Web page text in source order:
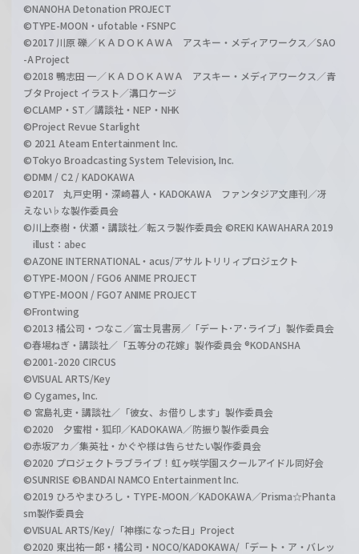
©NANOHA Detonation PROJECT
©TYPE-MOON・ufotable・FSNPC
©2017 川原 礫／ＫＡＤＯＫＡＷＡ アスキー・メディアワークス／SAO
-A Project
©2018 鴨志田 一／ＫＡＤＯＫＡＷＡ アスキー・メディアワークス／青
ブタ Project イラスト／溝口ケージ
©CLAMP・ST／講談社・NEP・NHK
©Project Revue Starlight
© 2021 Ateam Entertainment Inc.
©Tokyo Broadcasting System Television, Inc.
©DMM / C2 / KADOKAWA
©2017 丸戸史明・深崎暮人・KADOKAWA ファンタジア文庫刊／冴
えない♭な製作委員会
©川上泰樹・伏瀬・講談社／転スラ製作委員会 ©REKI KAWAHARA 2019
illust：abec
©AZONE INTERNATIONAL・acus/アサルトリリィプロジェクト
©TYPE-MOON / FGO6 ANIME PROJECT
©TYPE-MOON / FGO7 ANIME PROJECT
©Frontwing
©2013 橘公司・つなこ／富士見書房／「デート･ア･ライブ」製作委員会
©春場ねぎ・講談社／「五等分の花嫁」製作委員会 ®KODANSHA
©2001-2020 CIRCUS
©VISUAL ARTS/Key
© Cygames, Inc.
© 宮島礼吏・講談社／「彼女、お借りします」製作委員会
©2020 夕蜜柑・狐印／KADOKAWA／防振り製作委員会
©赤坂アカ／集英社・かぐや様は告らせたい製作委員会
©2020 プロジェクトラブライブ！虹ヶ咲学園スクールアイドル同好会
©SUNRISE ©BANDAI NAMCO Entertainment Inc.
©2019 ひろやまひろし・TYPE-MOON／KADOKAWA／Prisma☆Phanta
sm製作委員会
©VISUAL ARTS/Key/「神様になった日」Project
©2020 東出祐一郎・橘公司・NOCO/KADOKAWA/「デート・ア・バレッ